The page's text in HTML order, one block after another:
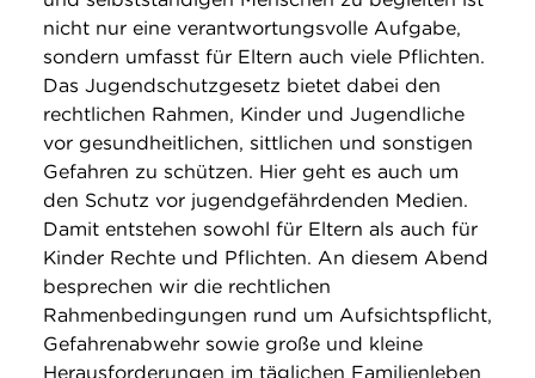
nicht nur eine verantwortungsvolle Aufgabe,
sondern umfasst für Eltern auch viele Pflichten.
Das Jugendschutzgesetz bietet dabei den
rechtlichen Rahmen, Kinder und Jugendliche
vor gesundheitlichen, sittlichen und sonstigen
Gefahren zu schützen. Hier geht es auch um
den Schutz vor jugendgefährdenden Medien.
Damit entstehen sowohl für Eltern als auch für
Kinder Rechte und Pflichten. An diesem Abend
besprechen wir die rechtlichen
Rahmenbedingungen rund um Aufsichtspflicht,
Gefahrenabwehr sowie große und kleine
Herausforderungen im täglichen Familienleben